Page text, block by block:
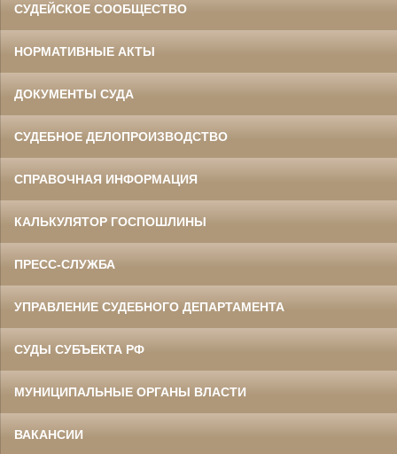
СУДЕЙСКОЕ СООБЩЕСТВО
НОРМАТИВНЫЕ АКТЫ
ДОКУМЕНТЫ СУДА
СУДЕБНОЕ ДЕЛОПРОИЗВОДСТВО
СПРАВОЧНАЯ ИНФОРМАЦИЯ
КАЛЬКУЛЯТОР ГОСПОШЛИНЫ
ПРЕСС-СЛУЖБА
УПРАВЛЕНИЕ СУДЕБНОГО ДЕПАРТАМЕНТА
СУДЫ СУБЪЕКТА РФ
МУНИЦИПАЛЬНЫЕ ОРГАНЫ ВЛАСТИ
ВАКАНСИИ